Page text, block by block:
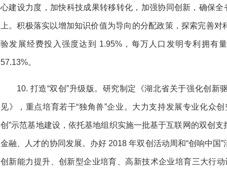
心建设力度，加快科技成果转移转化，加强协同创新，确保
上。积极落实以增加知识价值为导向的分配政策，探索完善
验发展经费投入强度达到 1.95%，每万人口发明专利拥有
57.13%。
10. 打造“双创”升级版。研究制定《湖北省关于强化创新
见》，重点培育若干“独角兽”企业。大力支持发展专业化众
创”示范基地建设，依托基地组织实施一批基于互联网的双创
金融、人才的协同发展。办好 2018 年双创活动周和“创响中国
创新能力提升、创新型企业培育、高新技术企业培育三大行